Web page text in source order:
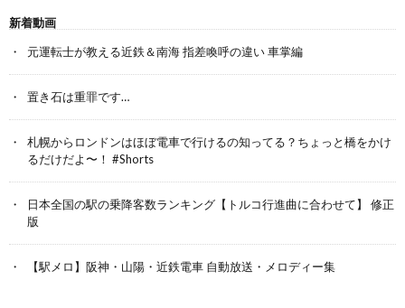
新着動画
元運転士が教える近鉄＆南海 指差喚呼の違い 車掌編
置き石は重罪です…
札幌からロンドンはほぼ電車で行けるの知ってる？ちょっと橋をかけ
るだけだよ〜！ #Shorts
日本全国の駅の乗降客数ランキング【トルコ行進曲に合わせて】 修正
版
【駅メロ】阪神・山陽・近鉄電車 自動放送・メロディー集